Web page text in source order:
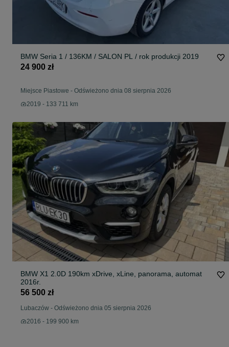
BMW Seria 1 / 136KM / SALON PL / rok produkcji 2019
24 900 zł
Miejsce Piastowe - Odświeżono dnia 08 sierpnia 2026
2019 - 133 711 km
BMW X1 2.0D 190km xDrive, xLine, panorama, automat
2016r.
56 500 zł
Lubaczów - Odświeżono dnia 05 sierpnia 2026
2016 - 199 900 km